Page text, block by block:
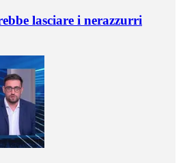
lasciare i nerazzurri